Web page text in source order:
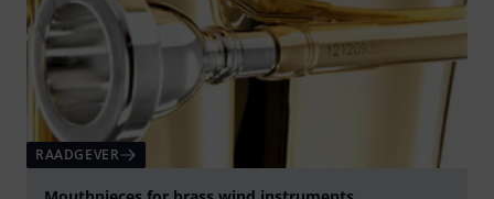
RAADGEVER